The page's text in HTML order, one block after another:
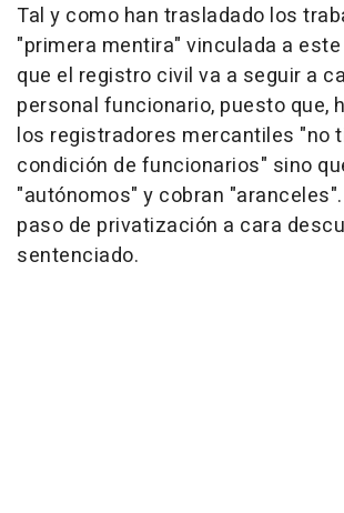
Tal y como han trasladado los
"primera mentira" vinculada a
que el registro civil va a seguir a
personal funcionario, puesto que,
los registradores mercantiles "no
condición de funcionarios" sino
"autónomos" y cobran
paso de privatización a cara
sentenciado.